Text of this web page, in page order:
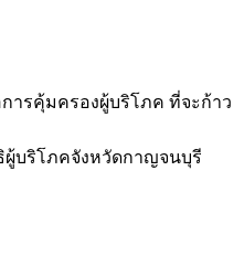
ารคุ้ม­ครองผู้บริโภค ที่จะก้าว
บริโภคจังหวัดกาญจ­นบุรี